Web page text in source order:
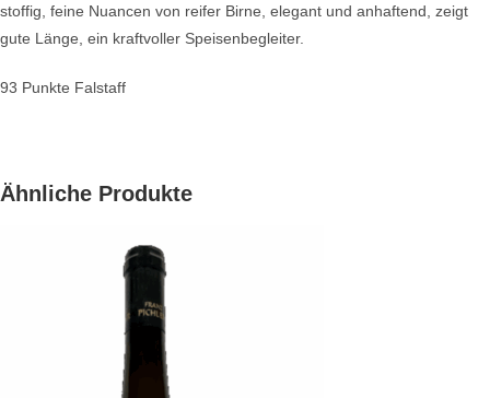
stoffig, feine Nuancen von reifer Birne, elegant und anhaftend, zeigt
gute Länge, ein kraftvoller Speisenbegleiter.
93 Punkte Falstaff
Ähnliche Produkte